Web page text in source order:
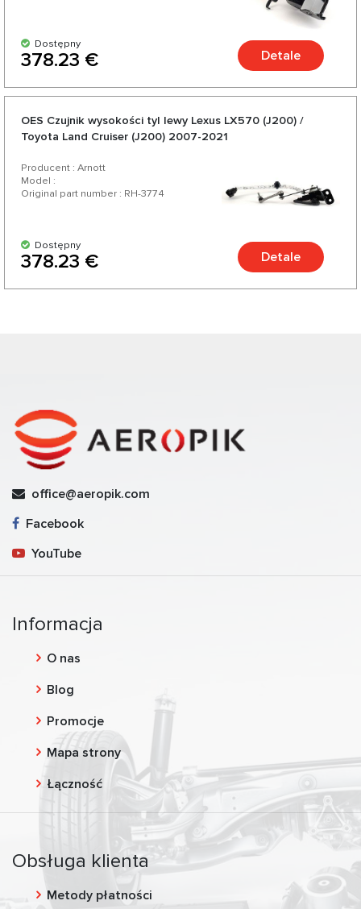
Dostępny
378.23 € Detale
OES Czujnik wysokości tyl lewy Lexus LX570 (J200) /
Toyota Land Cruiser (J200) 2007-2021
Producent : Arnott
Model :
Original part number : RH-3774
Dostępny
378.23 € Detale
office@aeropik.com
Facebook
YouTube
Informacja
O nas
Blog
Promocje
Mapa strony
Łączność
Obsługa klienta
Metody płatności